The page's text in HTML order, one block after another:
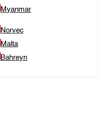
Myanmar
Norveç
Malta
Bahreyn